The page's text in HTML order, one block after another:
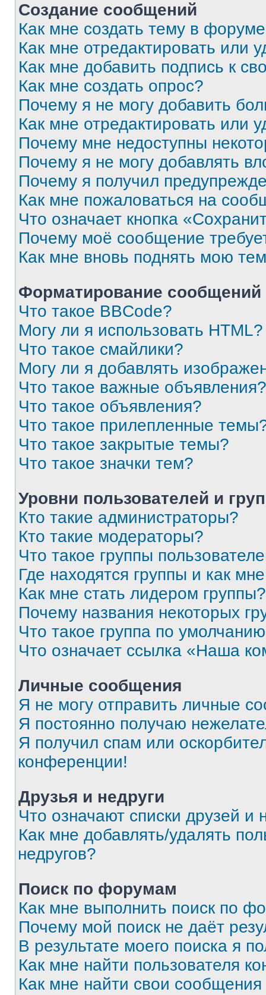
Создание сообщений
Как мне создать тему в
Как мне отредактировать или
Как мне добавить подпись к
Как мне создать опрос?
Почему я не могу добавить
Как мне отредактировать или
Почему мне недоступны
Почему я не могу добавлять
Почему я получил
Как мне пожаловаться на
Что означает кнопка
Почему моё сообщение
Как мне вновь поднять мою
Форматирование
Что такое BBCode?
Могу ли я использовать HTML?
Что такое смайлики?
Могу ли я добавлять
Что такое важные объявления?
Что такое объявления?
Что такое прилепленные
Что такое закрытые темы?
Что такое значки тем?
Уровни пользователей и
Кто такие администраторы?
Кто такие модераторы?
Что такое группы
Где находятся группы и как
Как мне стать лидером группы?
Почему названия некоторых
Что такое группа по
Что означает ссылка «Наша
Личные сообщения
Я не могу отправить личные
Я постоянно получаю
Я получил спам или
конференции!
Друзья и недруги
Что означают списки друзей и
Как мне добавлять/удалять
недругов?
Поиск по форумам
Как мне выполнить поиск по
Почему мой поиск не даёт
В результате моего поиска я
Как мне найти пользователя
Как мне найти свои